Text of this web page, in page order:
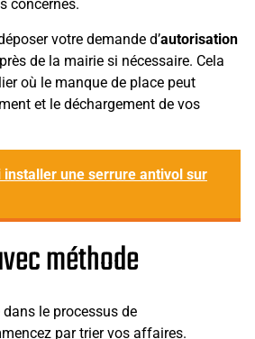
concernés.
votre demande d’autorisation
de la mairie si nécessaire. Cela
où le manque de place peut
et le déchargement de vos
installer une serrure antivol sur
méthode
dans le processus de
par trier vos affaires.